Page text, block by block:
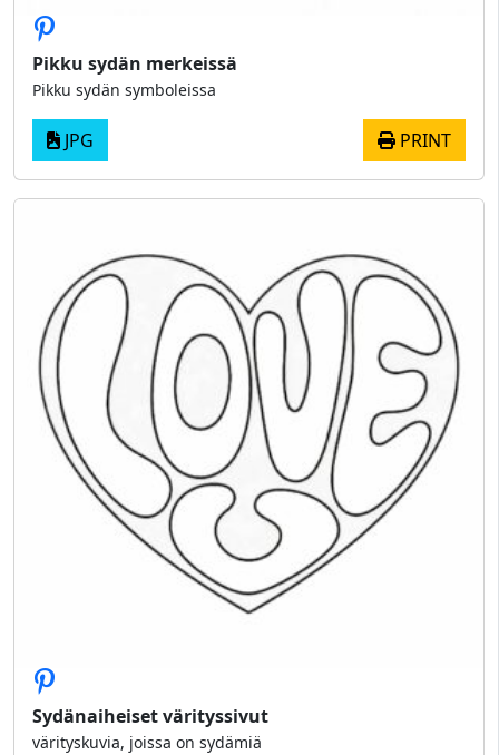
Pikku sydän merkeissä
Pikku sydän symboleissa
JPG PRINT
Sydänaiheiset värityssivut
värityskuvia, joissa on sydämiä